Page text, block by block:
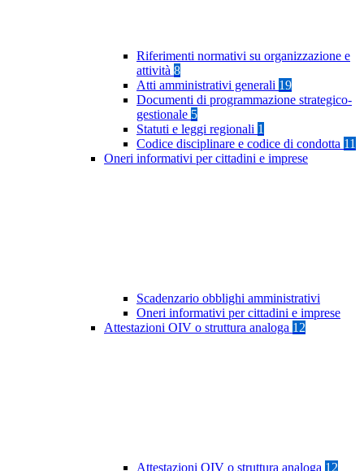
Riferimenti normativi su organizzazione e
attività 8
Atti amministrativi generali 19
Documenti di programmazione strategico-
gestionale 5
Statuti e leggi regionali 1
Codice disciplinare e codice di condotta 11
Oneri informativi per cittadini e imprese
Scadenzario obblighi amministrativi
Oneri informativi per cittadini e imprese
Attestazioni OIV o struttura analoga 12
Attestazioni OIV o struttura analoga 12